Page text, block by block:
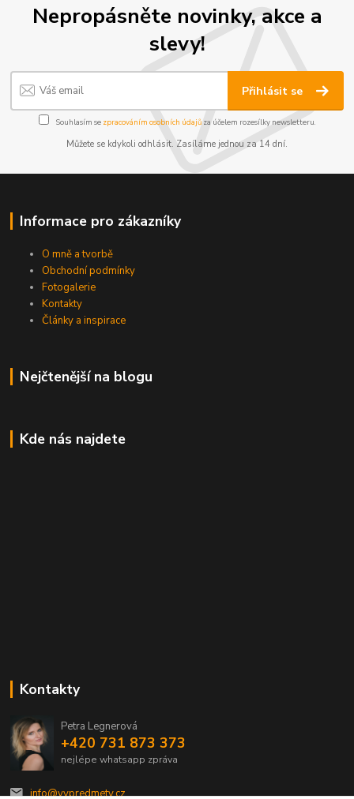
Nepropásněte novinky, akce a
slevy!
Přihlásit se
Souhlasím se zpracováním osobních údajůza účelem rozesílky newsletteru.
Můžete se kdykoli odhlásit. Zasíláme jednou za 14 dní.
Informace pro zákazníky
O mně a tvorbě
Obchodní podmínky
Fotogalerie
Kontakty
Články a inspirace
Nejčtenější na blogu
Kde nás najdete
Kontakty
Petra Legnerová
+420 731 873 373
nejlépe whatsapp zpráva
info@vvpredmety.cz